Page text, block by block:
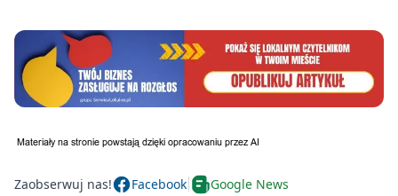
Zaobserwuj nas! Facebook Google News